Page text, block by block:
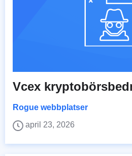
Vcex
Rogue webbplatser
april 23, 2026